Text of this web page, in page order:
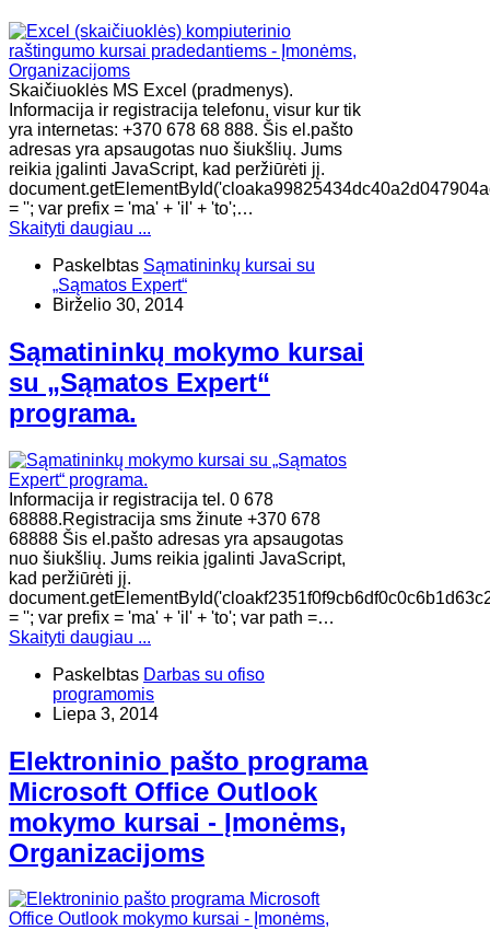
Skaičiuoklės MS Excel (pradmenys).
Informacija ir registracija telefonu, visur kur tik
yra internetas: +370 678 68 888. Šis el.pašto
adresas yra apsaugotas nuo šiukšlių. Jums
reikia įgalinti JavaScript, kad peržiūrėti jį.
= ''; var prefix = 'ma' + 'il' + 'to';…
Skaityti daugiau ...
Paskelbtas Sąmatininkų kursai su
„Sąmatos Expert“
Birželio 30, 2014
Sąmatininkų mokymo kursai
su „Sąmatos Expert“
programa.
Informacija ir registracija tel. 0 678
68888.Registracija sms žinute +370 678
68888 Šis el.pašto adresas yra apsaugotas
nuo šiukšlių. Jums reikia įgalinti JavaScript,
kad peržiūrėti jį.
= ''; var prefix = 'ma' + 'il' + 'to'; var path =…
Skaityti daugiau ...
Paskelbtas Darbas su ofiso
programomis
Liepa 3, 2014
Elektroninio pašto programa
Microsoft Office Outlook
mokymo kursai - Įmonėms,
Organizacijoms